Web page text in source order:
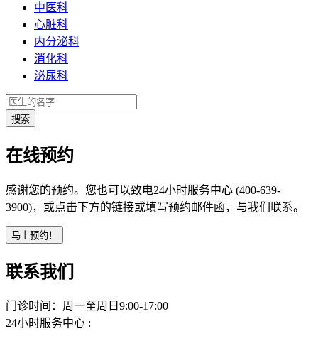
中医科
心脏科
内分泌科
消化科
泌尿科
在线预约
感谢您的预约。您也可以致电24小时服务中心 (400-639-
3900)，或点击下方的链接或填写预约邮件函，与我们联系。
联系我们
门诊时间：周一至周日9:00-17:00
24小时服务中心 :